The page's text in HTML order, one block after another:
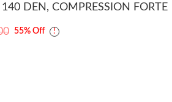
DEN, COMPRESSION FORTE
55% Off